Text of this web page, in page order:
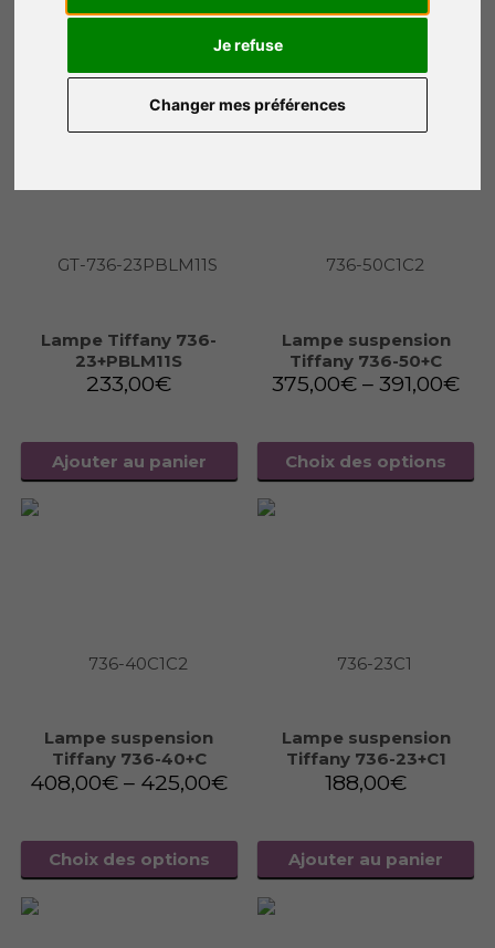
Je refuse
Changer mes préférences
Lampe Tiffany 736-
23+PBLM11S
233,00€
Ajouter au panier
Lampe suspension
Tiffany 736-50+C
375,00€ –391,00€
Choix des options
Lampe suspension
Tiffany 736-40+C
408,00€ – 425,00€
Choix des options
Lampe suspension
Tiffany 736-23+C1
188,00€
Ajouter au panier